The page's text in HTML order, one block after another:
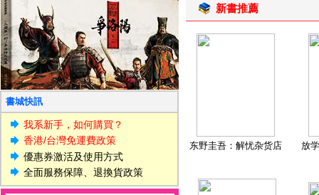
書城快訊
我系新手，如何購買？
香港/台灣免運費政策
優惠券激活及使用方式
全面服務保障、退換貨政策
新書推薦
东野圭吾：解忧杂货店 放